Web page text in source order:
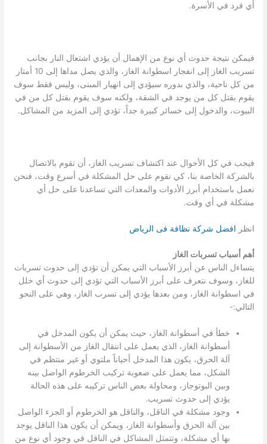
أي فرد في الأسرة.
فيمكن نتيجة حدوث أي نوع من الإهمال أن يؤدي اشتعال النار بجانب
تسريب الغاز إلى انفجار اسطوانة الغاز، والذي يصل مداها إلى 10 أمتار
من كل ناحية، والذي بدوره سيؤدي إلى انهيار المبنى، وليس فقط سوف
يقوم بقتل كل من يوجد في الشقة، ولكنه سوف يقوم بقتل كل من في
البيوت، والدخول إلى خسائر كبيرة جداً، تؤدي إلى المزيد من المشاكل.
فيجب في كل الأحوال عند اكتشاف تسريب الغاز، أن تقوم بالاتصال
بالشركة الخاصة بنا، كي نقوم على حل المشكلة في أسرع وقت، فنحن
نعمل باستخدام أبرز الأدوات والمعدات التي تساعدنا على حل أي
مشكلة في أي وقت.
انظر افضل شركة نظافة فى الرياض
أهم أسباب تسربات الغاز
يتساءل الناس عن أبرز الأسباب التي يمكن أن تؤدي إلى حدوث تسربات
للغاز، وسوف نتعرف على أبرز الأسباب التي تؤدي إلى حدوث أي خلل
في اسطوانة الغاز، ومن بعدها يؤدي إلى تسرب الغاز، وهي على النحو
التالي:-
خطأ في أسطوانة الغاز، حيث يمكن أن يكون المدخل في
أسطوانة الغاز، الذي يعمل على انتقال الغاز من الأسطوانة إلى
آلة الحرق، يكون هذا المدخل أحياناً ملتوي أو غير منتظم في
الشكل، مما يعمل على صعوبة تركيب الخرطوم الواصل بينه
وبين البوتوجاز، ومحاولة بعض الناس تركيبه على هذه الحالة
يؤدي إلى حدوث تسريب.
وجود مشكلة في الناقل، والناقل هو الخرطوم أو الجزء الواصل
بين آلة الحرق وأسطوانة الغاز، ويمكن أن يكون هذا الناقل يوجد
بها أي مشكلة، وتتمثل المشاكل في الناقل في وجود أي نوع من